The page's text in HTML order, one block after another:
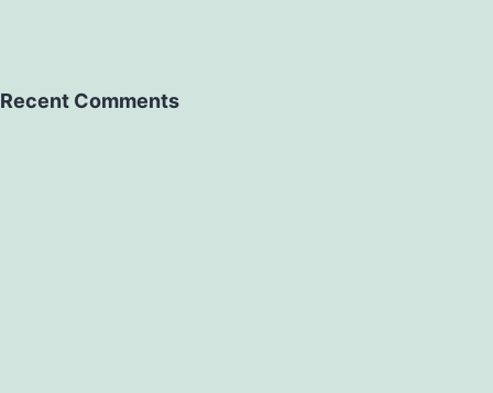
Recent Comments